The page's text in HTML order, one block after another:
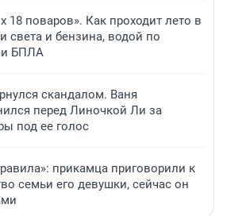
18 поваров». Как проходит лето в
света и бензина, водой по
БПЛА
скандалом. Ваня
перед Линочкой Ли за
под ее голос
прикамца приговорили к
семьи его девушки, сейчас он